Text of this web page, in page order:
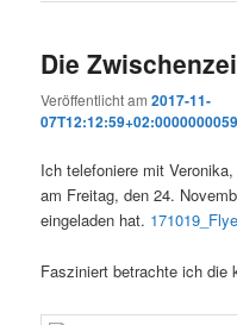
Die
Veröffentlicht am2017-11-
Ich telefoniere mit
am Freitag, den 24.
eingeladen hat.
Fasziniert betrachte ich die